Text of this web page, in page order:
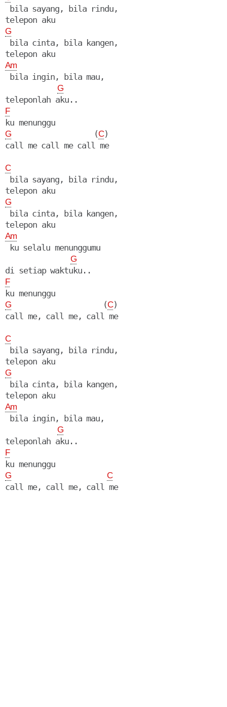
bila sayang, bila rindu,
telepon aku
G
bila cinta, bila kangen,
telepon aku
Am
bila ingin, bila mau,
G
F
ku menunggu
G
                   (
C)
call me call me call me
C
bila sayang, bila rindu,
telepon aku
G
bila cinta, bila kangen,
telepon aku
Am
ku selalu menunggumu
G
F
ku menunggu
G
                     (
C)
call me, call me, call me
C
bila sayang, bila rindu,
telepon aku
G
bila cinta, bila kangen,
telepon aku
Am
bila ingin, bila mau,
G
F
ku menunggu
G C